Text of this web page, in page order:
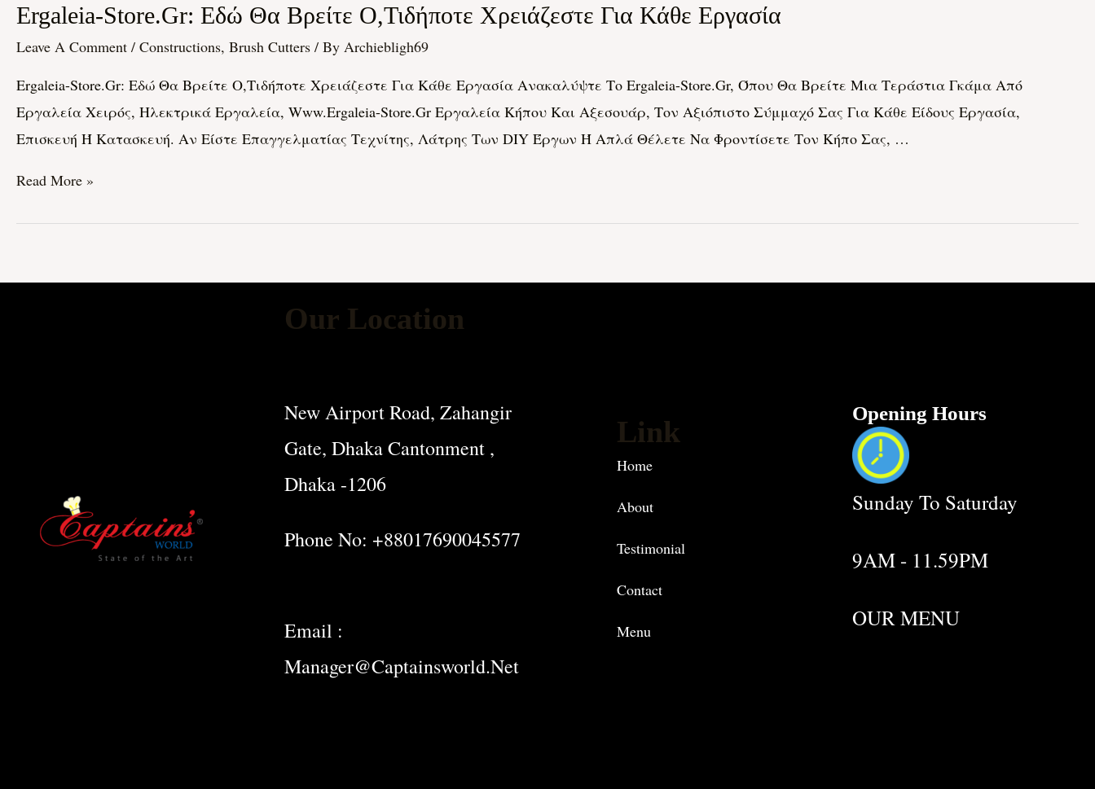
Εξοπλισμό
Και
Ergaleia-Store.gr: Εδώ Θα Βρείτε Ο,τιδήποτε Χρειάζεστε Για Κάθε Εργασία
Leave A Comment / Constructions, Brush Cutters / By Archiebligh69
Ergaleia-Store.gr: Εδώ Θα Βρείτε Ο,τιδήποτε Χρειάζεστε Για Κάθε Εργασία Ανακαλύψτε Το Ergaleia-Store.gr, Όπου Θα Βρείτε Μια Τεράστια Γκάμα Από
Εργαλεία Χειρός, Ηλεκτρικά Εργαλεία, Www.ergaleia-Store.gr Εργαλεία Κήπου Και Αξεσουάρ, Τον Αξιόπιστο Σύμμαχό Σας Για Κάθε Είδους Εργασία,
Επισκευή Ή Κατασκευή. Αν Είστε Επαγγελματίας Τεχνίτης, Λάτρης Των DIY Έργων Ή Απλά Θέλετε Να Φροντίσετε Τον Κήπο Σας, …
Ergaleia-
Store.gr:
Θα
Βρείτε
Ο,τιδήποτε
Χρειάζεστε
Κάθε
Read More »
Our Location
New Airport Road, Zahangir
Gate, Dhaka Cantonment ,
Dhaka -1206
Phone No: +88017690045577
Email :
Manager@captainsworld.net
Link
Home
About
Testimonial
Contact
Menu
Opening Hours
Sunday To Saturday
9AM - 11.59PM
OUR MENU